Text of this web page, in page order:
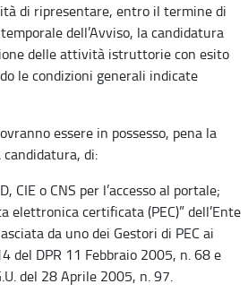
di ripresentare, entro il termine di
dell’Avviso, la candidatura
delle attività istruttorie con esito
le condizioni generali indicate
essere in possesso, pena la
di:
CIE o CNS per l’accesso al portale;
elettronica certificata (PEC)” dell’Ente
da uno dei Gestori di PEC ai
del DPR 11 Febbraio 2005, n. 68 e
del 28 Aprile 2005, n. 97.